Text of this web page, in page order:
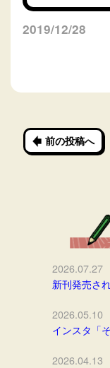
2019/12/28
前の投稿へ
2026.07.27
新刊発売さ
2026.05.10
インスタ「
2026.04.13